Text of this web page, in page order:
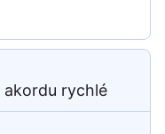
rychlé